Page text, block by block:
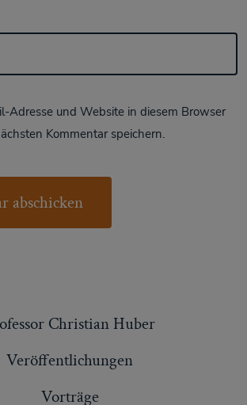
Adresse und Website in diesem Browser
Kommentar speichern.
Christian Huber
Veröffentlichungen
Vorträge